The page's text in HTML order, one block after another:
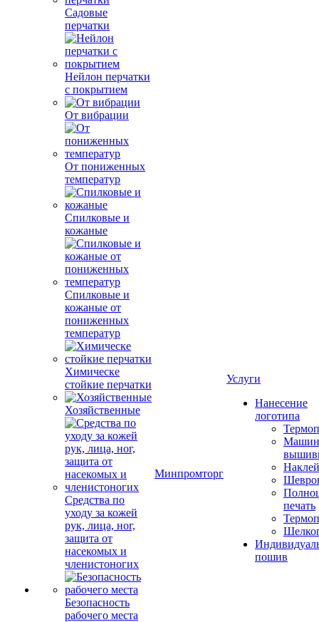
Садовые
перчатки
Нейлон перчатки
с покрытием
От вибрации
От пониженных
температур
Спилковые и
кожаные
Спилковые и
кожаные от
пониженных
температур
Химическе
стойкие перчатки
Хозяйственные
Средства по
уходу за кожей
рук, лица, ног,
защита от
насекомых и
членистоногих
Безопасность
рабочего места
Минпромторг
Услуги
Нанесение
логотипа
печать
пошив